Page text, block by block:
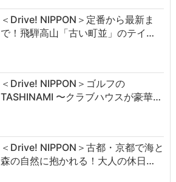
＜Drive! NIPPON＞定番から最新ま
で！飛騨高山「古い町並」のテイ…
＜Drive! NIPPON＞ゴルフの
TASHINAMI 〜クラブハウスが豪華…
＜Drive! NIPPON＞古都・京都で海と
森の自然に抱かれる！大人の休日…